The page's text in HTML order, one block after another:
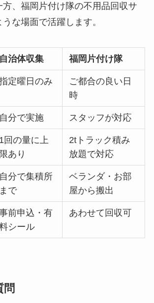
方、福岡片付け隊の不用品回収サ
な場面で活躍します。
自治体収集 福岡片付け隊
定曜日のみ
ご都合の良い日
時
自分で実施 スタッフが対応
1回の量に上
限あり
2tトラック積み
放題で対応
自分で集積所
まで
ベランダ・お部
屋から搬出
前申込・有
シール
あわせて回収可
問